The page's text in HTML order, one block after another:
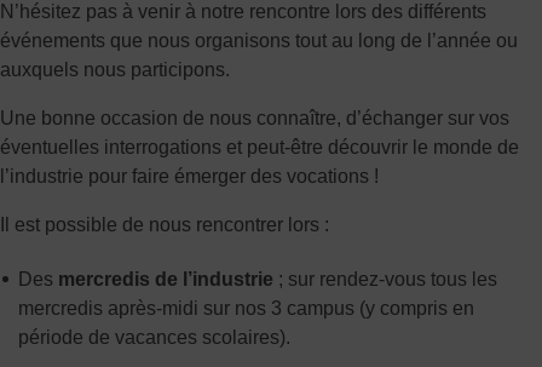
N’hésitez pas à venir à notre rencontre lors des différents
événements que nous organisons tout au long de l’année ou
auxquels nous participons.
Une bonne occasion de nous connaître, d’échanger sur vos
éventuelles interrogations et peut-être découvrir le monde de
l’industrie pour faire émerger des vocations !
Il est possible de nous rencontrer lors :
Des mercredis de l’industrie ; sur rendez-vous tous les
mercredis après-midi sur nos 3 campus (y compris en
période de vacances scolaires).